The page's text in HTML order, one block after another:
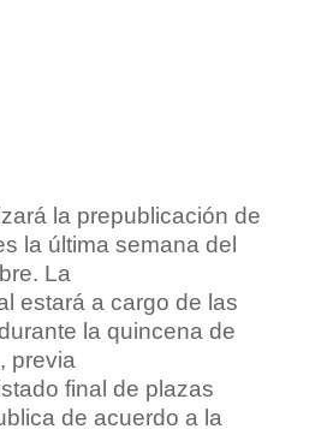
la prepublicación de
la última semana del
La
estará a cargo de las
la quincena de
previa
final de plazas
de acuerdo a la